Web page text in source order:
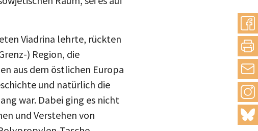
) Region, die
aus dem östlichen Europa
und natürlich die
war. Dabei ging es nicht
und Verstehen von
Tasche